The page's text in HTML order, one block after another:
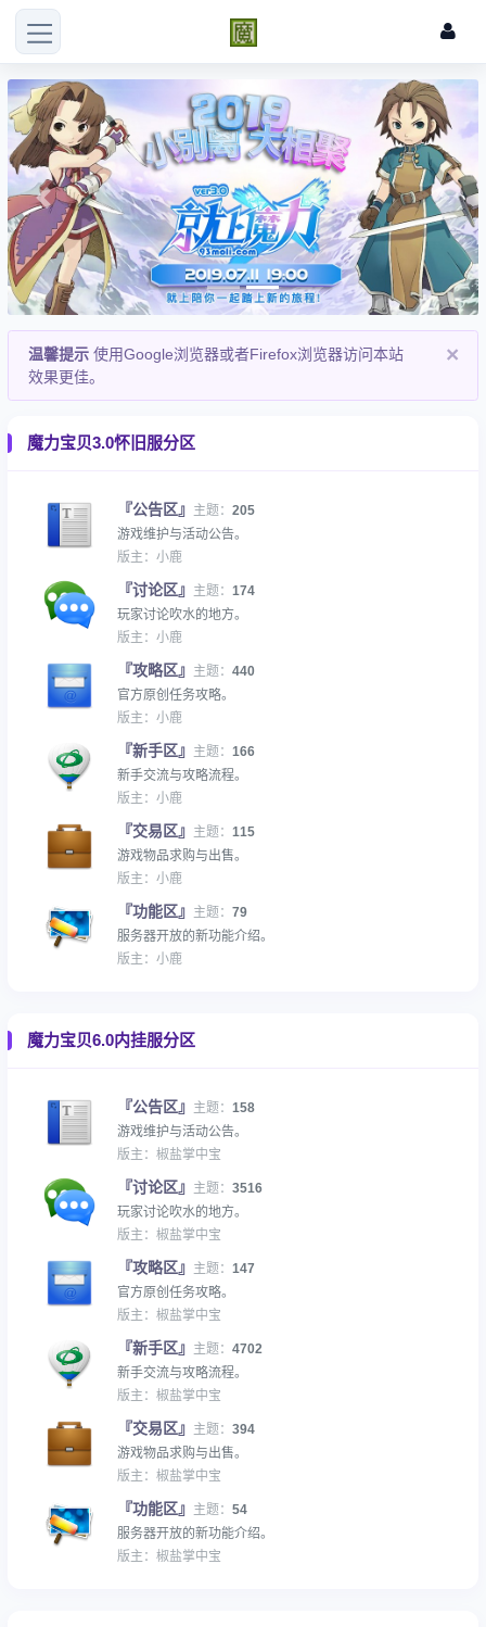
Previous Next
温馨提示 使用Google浏览器或者Firefox浏览器访问本站
效果更佳。
×
魔力宝贝3.0怀旧服分区
『公告区』 主题： 205
游戏维护与活动公告。
版主： 小鹿
『讨论区』 主题：
174
玩家讨论吹水的地方。
版主： 小鹿
『攻略区』 主题： 440
官方原创任务攻略。
版主： 小鹿
『新手区』 主题：
166
新手交流与攻略流程。
版主： 小鹿
『交易区』 主题：
115
游戏物品求购与出售。
版主： 小鹿
『功能区』 主题： 79
服务器开放的新功能介绍。
版主： 小鹿
魔力宝贝6.0内挂服分区
『公告区』 主题：
158
游戏维护与活动公告。
版主： 椒盐掌中宝
『讨论区』 主题： 3516
玩家讨论吹水的地方。
版主： 椒盐掌中宝
『攻略区』 主题：
147
官方原创任务攻略。
版主： 椒盐掌中宝
『新手区』 主题： 4702
新手交流与攻略流程。
版主： 椒盐掌中宝
『交易区』 主题： 394
游戏物品求购与出售。
版主： 椒盐掌中宝
『功能区』 主题： 54
服务器开放的新功能介绍。
版主： 椒盐掌中宝